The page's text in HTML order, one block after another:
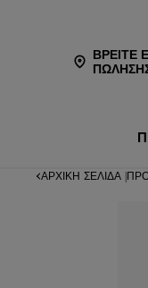
ΒΡΕΊΤΕ
ΑΡΧΙΚΉ ΣΕΛΊΔΑ